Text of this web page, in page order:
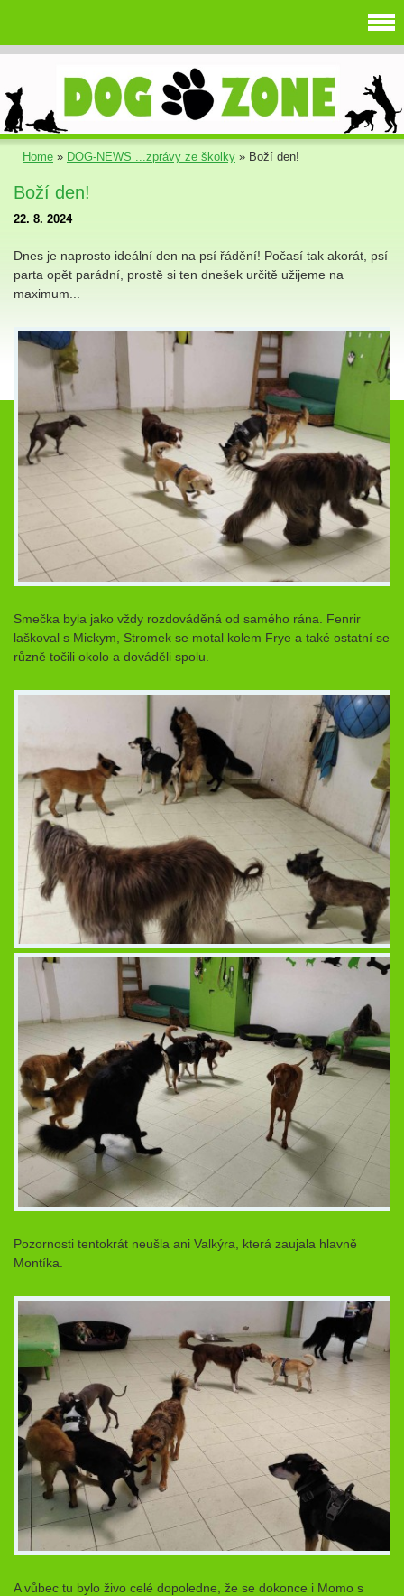
Home » DOG-NEWS ...zprávy ze školky » Boží den!
Boží den!
22. 8. 2024
Dnes je naprosto ideální den na psí řádění! Počasí tak akorát, psí
parta opět parádní, prostě si ten dnešek určitě užijeme na
maximum...
Smečka byla jako vždy rozdováděná od samého rána. Fenrir
laškoval s Mickym, Stromek se motal kolem Frye a také ostatní se
různě točili okolo a dováděli spolu.
Pozornosti tentokrát neušla ani Valkýra, která zaujala hlavně
Montíka.
A vůbec tu bylo živo celé dopoledne, že se dokonce i Momo s